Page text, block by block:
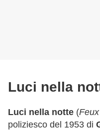
Luci nella
Luci nella notte (
poliziesco del 1953 di